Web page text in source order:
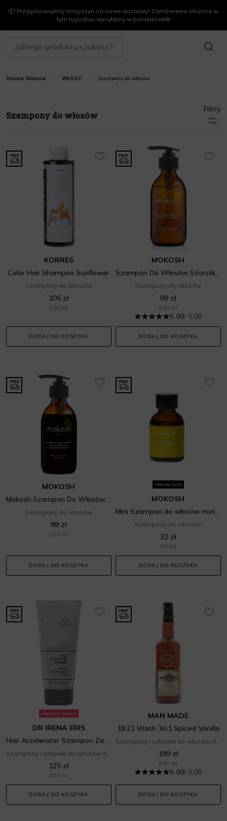
📦 Przygotowujemy magazyn na nowe dostawy! Zamówienia złożone w
tym tygodniu wysyłamy w poniedziałek
SZUKAJ
Strona Główna WŁOSY Szampony do włosów
Szampony do włosów
Filtry
KORRES
Color Hair Shampoo Sunflower
Szampony do włosów
105 zł
250 ml
DODAJ DO KOSZYKA
MOKOSH
Szampon Do Włosów Szorstkich, Łamliwych I Puszących Się - Czereśnia Z Bursztynem
Szampony do włosów
89 zł
200 ml
5.00/ 5.00
DODAJ DO KOSZYKA
MOKOSH
Mokosh Szampon Do Włosów Cienkich, Przetłuszczających Się I Pozbawionych Objętości - Figa
Szampony do włosów
89 zł
200 ml
DODAJ DO KOSZYKA
TRAVEL SIZE
MOKOSH
Mini Szampon do włosów matowych Zielona herbata z bergamotką
Szampony do włosów
32 zł
60 ml
DODAJ DO KOSZYKA
PREZENT GRATIS
DR IRENA ERIS
Hair Accelerator Szampon Zagęszczający Włosy
125 zł
200 ml
DODAJ DO KOSZYKA
MAN MADE
18.21 Wash 3in1 Spiced Vanilla
199 zł
946 ml
5.00/ 5.00
DODAJ DO KOSZYKA